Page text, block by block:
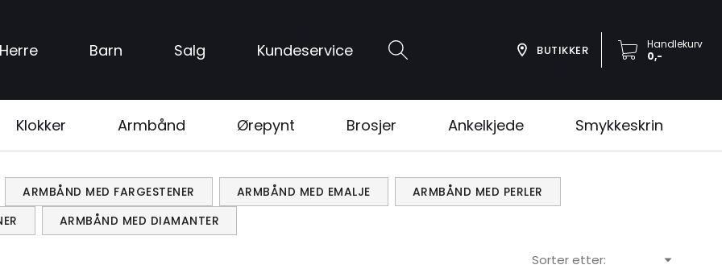
Barn Salg Kundeservice BUTIKKER
Handlekurv
0,-
Klokker Armbånd Ørepynt Brosjer Ankelkjede Smykkeskrin
ARMBÅND MED FARGESTENER ARMBÅND MED EMALJE
ARMBÅND MED PERLER
ARMBÅND MED DIAMANTER
Sorter etter: